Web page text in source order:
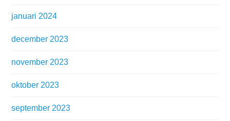
januari 2024
december 2023
november 2023
oktober 2023
september 2023